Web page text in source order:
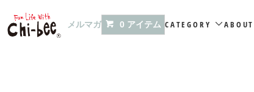
メルマガ 0 アイテム CATEGORY ABOUT